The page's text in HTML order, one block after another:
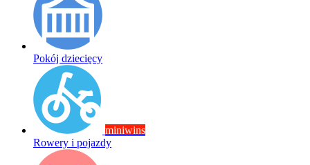
Pokój dziecięcy
miniwins
Rowery i pojazdy